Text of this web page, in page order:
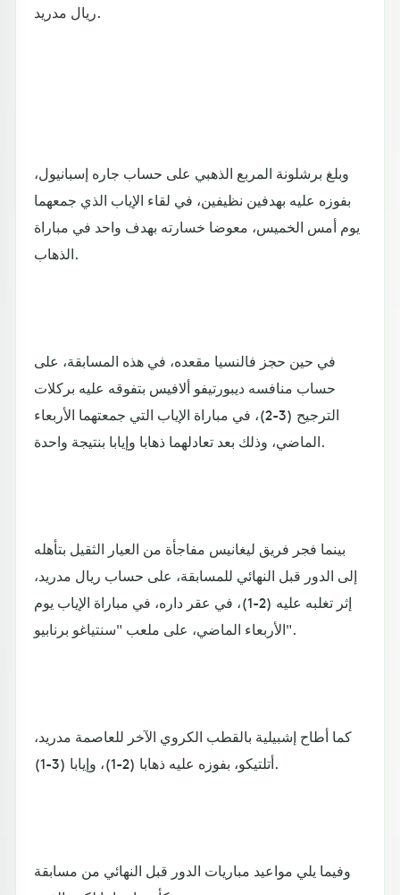
ريال مدريد.
وبلغ برشلونة المربع الذهبي على حساب جاره إسبانيول،
بفوزه عليه بهدفين نظيفين، في لقاء الإياب الذي جمعهما
يوم أمس الخميس، معوضا خسارته بهدف واحد في مباراة
الذهاب.
في حين حجز فالنسيا مقعده، في هذه المسابقة، على
حساب منافسه ديبورتيفو ألافيس بتفوقه عليه بركلات
الترجيح (3-2)، في مباراة الإياب التي جمعتهما الأربعاء
الماضي، وذلك بعد تعادلهما ذهابا وإيابا بنتيجة واحدة.
بينما فجر فريق ليغانيس مفاجأة من العيار الثقيل بتأهله
إلى الدور قبل النهائي للمسابقة، على حساب ريال مدريد،
إثر تغلبه عليه (2-1)، في عقر داره، في مباراة الإياب يوم
الأربعاء الماضي، على ملعب "سنتياغو برنابيو".
كما أطاح إشبيلية بالقطب الكروي الآخر للعاصمة مدريد،
أتلتيكو، بفوزه عليه ذهابا (2-1)، وإيابا (3-1).
وفيما يلي مواعيد مباريات الدور قبل النهائي من مسابقة